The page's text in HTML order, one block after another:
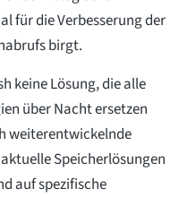
für die Verbesserung der
birgt.
keine Lösung, die alle
über Nacht ersetzen
weiterentwickelnde
Speicherlösungen
auf spezifische